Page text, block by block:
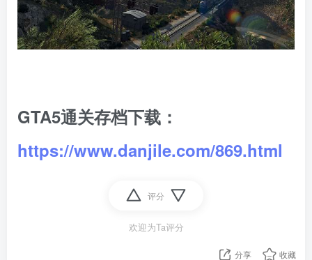
GTA5通关存档下载：
https://www.danjile.com/869.html
评分
欢迎为Ta评分
分享 收藏